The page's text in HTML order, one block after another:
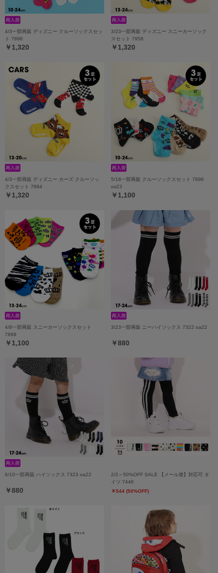
4/3一部再販 ディズニー クルーソックスセッ
ト 7896
￥1,320
3/23一部再販 ディズニー スニーカーソック
スセット 7958
￥1,320
4/3一部再販 ディズニー カーズ クルーソッ
クスセット 7894
￥1,320
5/18一部再販 クルーソックスセット 7898
os23
￥1,100
4/8一部再販 スニーカーソックスセット
7899
￥1,100
3/23一部再販 ニーハイソックス 7322 oa22
￥880
6/10一部再販 ハイソックス 7323 oa22
￥880
2/2～50%OFF SALE 【メール便】対応可 タ
イツ 7446
￥544 (50%OFF)